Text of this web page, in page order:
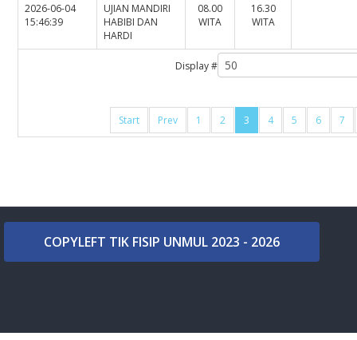
Display #
Start Prev 1 2 3 4 5 6 7
2026-06-04
15:46:39
UJIAN MANDIRI
HABIBI DAN
HARDI
08.00
WITA
16.30
WITA
COPYLEFT TIK FISIP UNMUL 2023 - 2026